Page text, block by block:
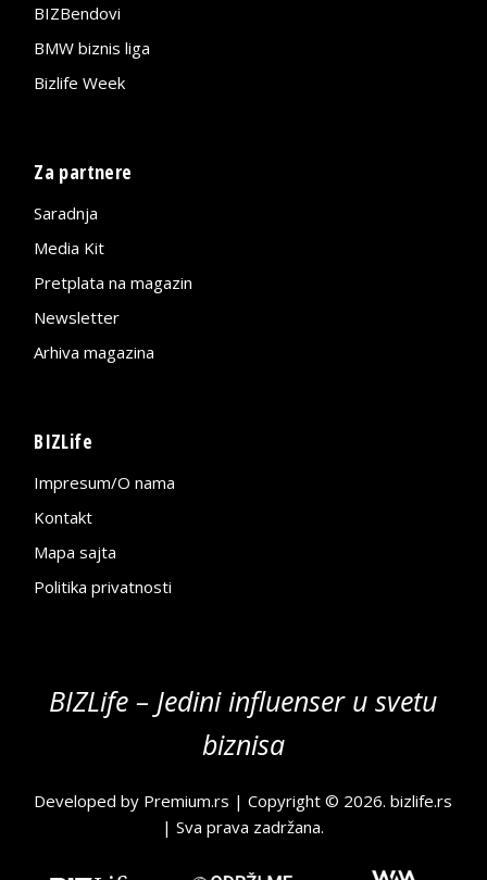
BIZBendovi
BMW biznis liga
Bizlife Week
Za partnere
Saradnja
Media Kit
Pretplata na magazin
Newsletter
Arhiva magazina
BIZLife
Impresum/O nama
Kontakt
Mapa sajta
Politika privatnosti
BIZLife – Jedini influenser u svetu
biznisa
Developed by Premium.rs | Copyright © 2026.bizlife.rs
| Sva prava zadržana.